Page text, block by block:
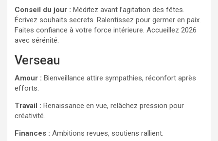
Conseil du jour : Méditez avant l’agitation des fêtes.
Écrivez souhaits secrets. Ralentissez pour germer en paix.
Faites confiance à votre force intérieure. Accueillez 2026
avec sérénité.
Verseau
Amour : Bienveillance attire sympathies, réconfort après
efforts.
Travail : Renaissance en vue, relâchez pression pour
créativité.
Finances : Ambitions revues, soutiens rallient.